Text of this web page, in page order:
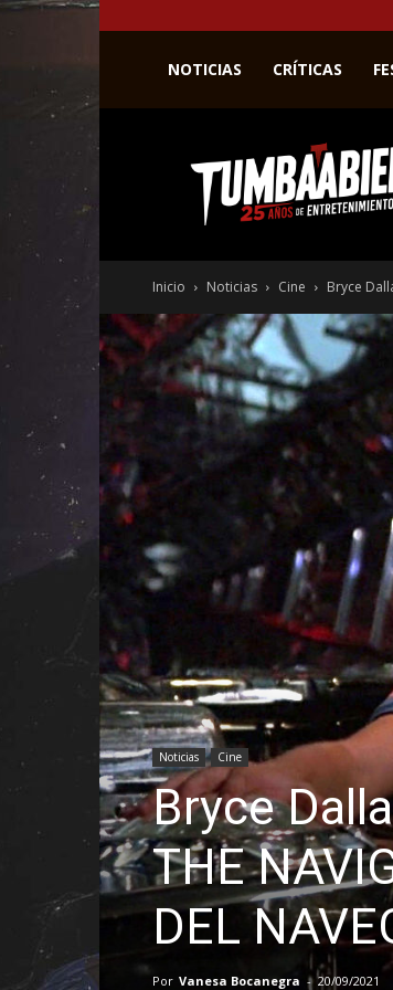
NOTICIAS CRÍTICAS
web
del
entretenimiento
el
género
Inicio Noticias Cine Bryce
Noticias Cine
Bryce
THE
DEL
Por Vanesa Bocanegra - 20/09/2021